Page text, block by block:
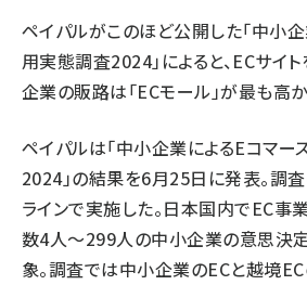
ペイパルがこのほど公開した「中小
用実態調査2024」によると、ECサイ
企業の販路は「ECモール」が最も高か
ペイパルは「中小企業によるEコマ
2024」の結果を6月25日に発表。調
ラインで実施した。日本国内でEC事
数4人～299人の中小企業の意思決
象。調査では中小企業のECと越境